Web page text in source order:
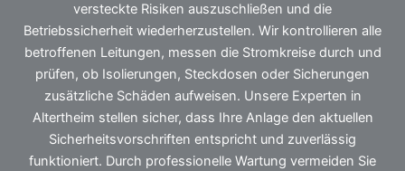
versteckte Risiken auszuschließen und die
Betriebssicherheit wiederherzustellen. Wir kontrollieren alle
betroffenen Leitungen, messen die Stromkreise durch und
prüfen, ob Isolierungen, Steckdosen oder Sicherungen
zusätzliche Schäden aufweisen. Unsere Experten in
Altertheim stellen sicher, dass Ihre Anlage den aktuellen
Sicherheitsvorschriften entspricht und zuverlässig
funktioniert. Durch professionelle Wartung vermeiden Sie